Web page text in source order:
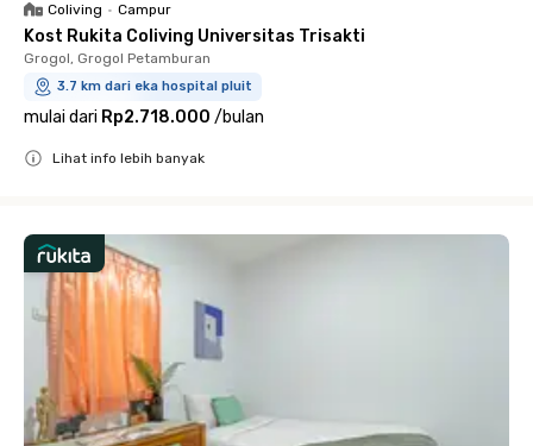
Coliving • Campur
Kost Rukita Coliving Universitas Trisakti
Grogol, Grogol Petamburan
3.7 km dari eka hospital pluit
mulai dari Rp2.718.000 /bulan
Lihat info lebih banyak